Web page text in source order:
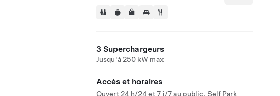
3 Superchargeurs
Jusqu'à 250 kW max
Accès et horaires
Ouvert 24 h/24 et 7 j/7 au public. Self Park